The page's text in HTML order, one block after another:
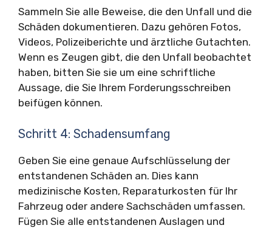
Sammeln Sie alle Beweise, die den Unfall und die
Schäden dokumentieren. Dazu gehören Fotos,
Videos, Polizeiberichte und ärztliche Gutachten.
Wenn es Zeugen gibt, die den Unfall beobachtet
haben, bitten Sie sie um eine schriftliche
Aussage, die Sie Ihrem Forderungsschreiben
beifügen können.
Schritt 4: Schadensumfang
Geben Sie eine genaue Aufschlüsselung der
entstandenen Schäden an. Dies kann
medizinische Kosten, Reparaturkosten für Ihr
Fahrzeug oder andere Sachschäden umfassen.
Fügen Sie alle entstandenen Auslagen und